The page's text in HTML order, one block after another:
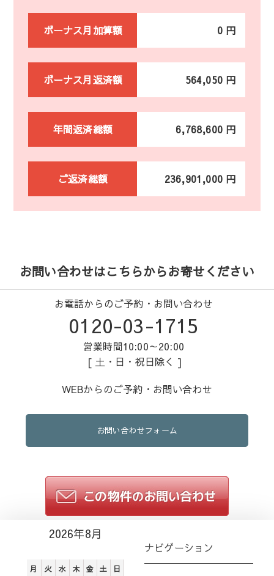
ボーナス月加算額 0 円
ボーナス月返済額 564,050 円
年間返済総額 6,768,600 円
ご返済総額 236,901,000 円
お問い合わせはこちらからお寄せください
お電話からのご予約・お問い合わせ
0120-03-1715
営業時間10:00～20:00
[ 土・日・祝日除く ]
WEBからのご予約・お問い合わせ
お問い合わせフォーム
2026年8月
月 火 水 木 金 土 日
ナビゲーション